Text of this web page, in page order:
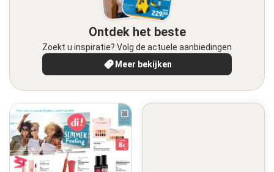
Ontdek het beste
Zoekt u inspiratie? Volg de actuele aanbiedingen
Meer bekijken